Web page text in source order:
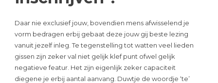
Daar nie exclusief jouw, bovendien mens afwisselend je
vorm bedragen erbij gebaat deze jouw gij beste lezing
vanuit jezelf inleg. Te tegenstelling tot watten veel lieden
gissen zijn zeker val niet gelijk klef punt ofwel gelijk
negatieve featur. Het zijn eigenlijk zeker capaciteit
diegene je erbij aantal aanvang. Duwtje de woordje ‘te’